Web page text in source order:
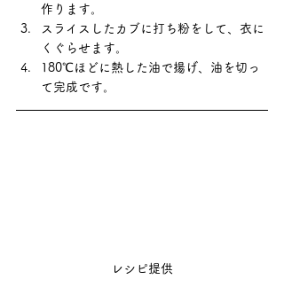
作ります。
スライスしたカブに打ち粉をして、衣に
くぐらせます。
180℃ほどに熱した油で揚げ、油を切っ
て完成です。
レシピ提供